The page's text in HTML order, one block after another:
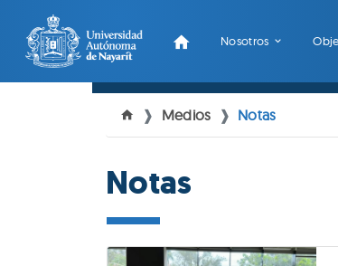
Nosotros
Medios Notas
Notas